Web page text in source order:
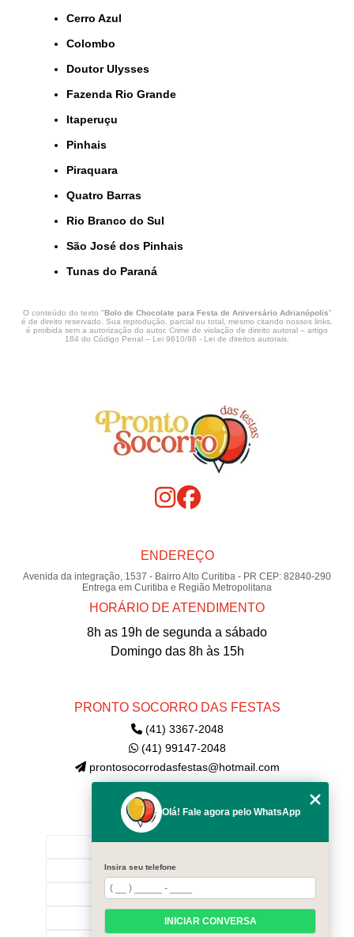
Cerro Azul
Colombo
Doutor Ulysses
Fazenda Rio Grande
Itaperuçu
Pinhais
Piraquara
Quatro Barras
Rio Branco do Sul
São José dos Pinhais
Tunas do Paraná
O conteúdo do texto "Bolo de Chocolate para Festa de Aniversário Adrianópolis"
é de direito reservado. Sua reprodução, parcial ou total, mesmo citando nossos links,
é proibida sem a autorização do autor. Crime de violação de direito autoral – artigo
184 do Código Penal – Lei 9610/98 - Lei de direitos autorais
ENDEREÇO
Avenida da integração, 1537 - Bairro Alto Curitiba - PR CEP: 82840-290
Entrega em Curitiba e Região Metropolitana
HORÁRIO DE ATENDIMENTO
8h as 19h de segunda a sábado
Domingo das 8h às 15h
PRONTO SOCORRO DAS FESTAS
(41) 3367-2048
(41) 99147-2048
prontosocorrodasfestas@hotmail.com
MENU
EMPRESA
CONTATE-NOS!
CATEGORIAS
Olá! Fale agora pelo WhatsApp
Insira seu telefone
INICIAR CONVERSA